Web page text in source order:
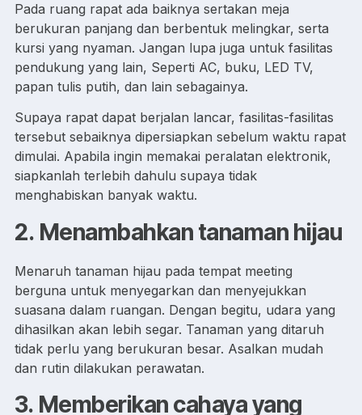
Pada ruang rapat ada baiknya sertakan meja
berukuran panjang dan berbentuk melingkar, serta
kursi yang nyaman. Jangan lupa juga untuk fasilitas
pendukung yang lain, Seperti AC, buku, LED TV,
papan tulis putih, dan lain sebagainya.
Supaya rapat dapat berjalan lancar, fasilitas-fasilitas
tersebut sebaiknya dipersiapkan sebelum waktu rapat
dimulai. Apabila ingin memakai peralatan elektronik,
siapkanlah terlebih dahulu supaya tidak
menghabiskan banyak waktu.
2. Menambahkan tanaman hijau
Menaruh tanaman hijau pada tempat meeting
berguna untuk menyegarkan dan menyejukkan
suasana dalam ruangan. Dengan begitu, udara yang
dihasilkan akan lebih segar. Tanaman yang ditaruh
tidak perlu yang berukuran besar. Asalkan mudah
dan rutin dilakukan perawatan.
3. Memberikan cahaya yang